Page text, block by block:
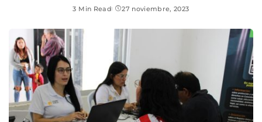
3 Min Read 27 noviembre, 2023